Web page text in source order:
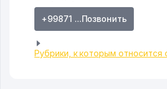
+99871 ...Позвонить
Рубрики, к которым относится